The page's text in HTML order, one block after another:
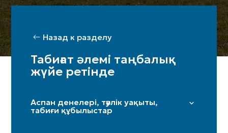
Назад к разделу
Табиғат әлемі таңбалық
жүйе ретінде
Аспан денелері, тәулік уақыты,
табиғи құбылыстар